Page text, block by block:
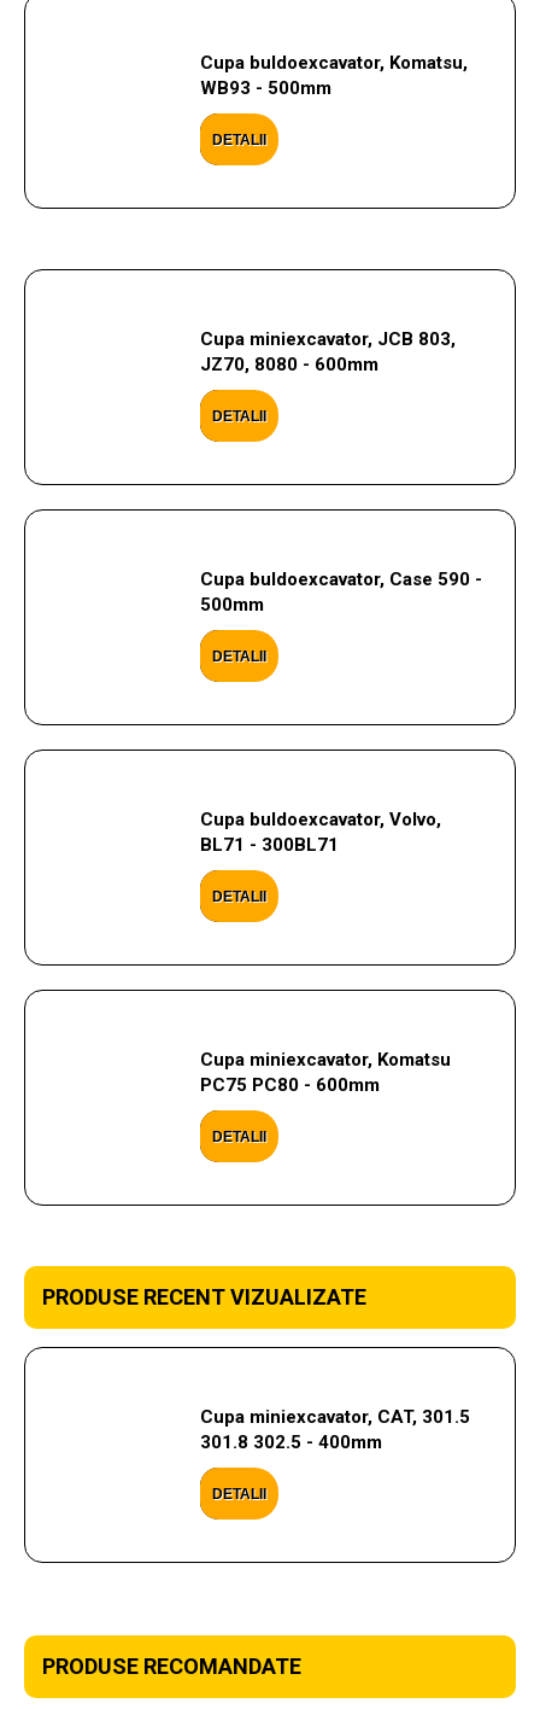
Cupa buldoexcavator, Komatsu,
WB93 - 500mm
DETALII
Cupa miniexcavator, JCB 803,
JZ70, 8080 - 600mm
DETALII
Cupa buldoexcavator, Case 590 -
500mm
DETALII
Cupa buldoexcavator, Volvo,
BL71 - 300BL71
DETALII
Cupa miniexcavator, Komatsu
PC75 PC80 - 600mm
DETALII
PRODUSE RECENT VIZUALIZATE
Cupa miniexcavator, CAT, 301.5
301.8 302.5 - 400mm
DETALII
PRODUSE RECOMANDATE